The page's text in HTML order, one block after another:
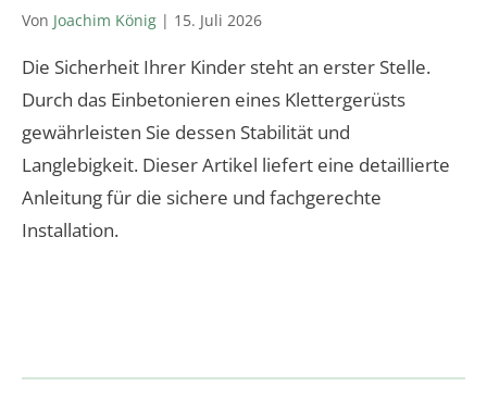
Von Joachim König | 15. Juli 2026
Die Sicherheit Ihrer Kinder steht an erster Stelle.
Durch das Einbetonieren eines Klettergerüsts
gewährleisten Sie dessen Stabilität und
Langlebigkeit. Dieser Artikel liefert eine detaillierte
Anleitung für die sichere und fachgerechte
Installation.